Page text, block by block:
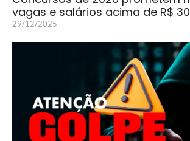
vagas e salários acima de R$
29/12/2025